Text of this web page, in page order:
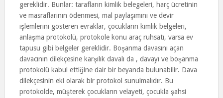
gereklidir. Bunlar: tarafların kimlik belegeleri, harç ücretinin
ve masraflarının ödenmesi, mal paylaşımını ve devir
işlemlerini gösteren evraklar, çocukların kimlik belgeleri,
anlaşma protokolü, protokole konu araç ruhsatı, varsa ev
tapusu gibi belgeler gereklidir. Boşanma davasını açan
davacının dilekçesine karşılık davalı da , davayı ve boşanma
protokolü kabul ettiğine dair bir beyanda bulunabilir. Dava
dilekçesinin eki olarak bir protokol sunulmalıdır. Bu
protokolde, müşterek çocukların velayeti, çocukla şahsi